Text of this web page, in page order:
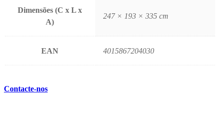
Dimensões (C x L x
A)
247 × 193 × 335 cm
EAN 4015867204030
Contacte-nos